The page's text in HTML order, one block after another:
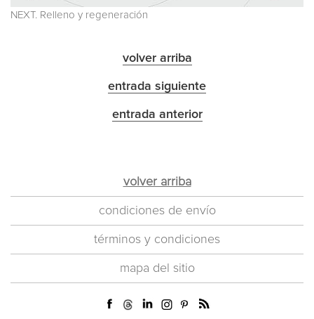
NEXT. Relleno y regeneración
volver arriba
entrada siguiente
entrada anterior
volver arriba
condiciones de envío
términos y condiciones
mapa del sitio